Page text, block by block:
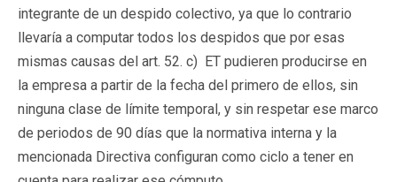
integrante de un despido colectivo, ya que lo contrario
llevaría a computar todos los despidos que por esas
mismas causas del art. 52. c) ET pudieren producirse en
la empresa a partir de la fecha del primero de ellos, sin
ninguna clase de límite temporal, y sin respetar ese marco
de periodos de 90 días que la normativa interna y la
mencionada Directiva configuran como ciclo a tener en